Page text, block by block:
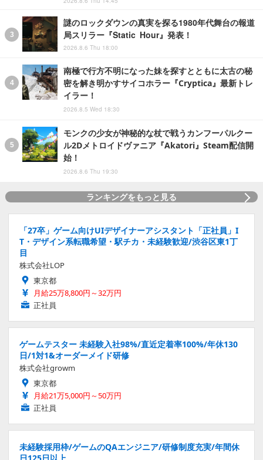
謎のロックダウンの真実を探る1980年代舞台の報道
局スリラー『Static Hour』発表！
2026.8.6 Thu 18:00
南極で行方不明になった妹を探すとともに太古の秘
密を解き明かすサイコホラー『Cryptica』最新トレ
イラー！
2026.8.5 Wed 18:30
モンクの少女が神秘的な杖で戦うカンフーパルクー
ル2Dメトロイドヴァニア『Akatori』Steam配信開
始！
2026.8.6 Thu 19:30
ランキングをもっと見る
「27卒」ゲーム向けUIデザイナーアシスタント「正社員」I
T・デザイン系転職希望・駅チカ・未経験歓迎/渋谷区東1丁
目
株式会社LOP
東京都
月給25万8,800円～32万円
正社員
ゲームテスター 未経験入社98%/直近定着率100%/年休130
日/1対1&オーダーメイド研修
株式会社growm
東京都
月給21万5,000円～50万円
正社員
未経験採用枠/ゲームのQAエンジニア/研修制度充実/年間休